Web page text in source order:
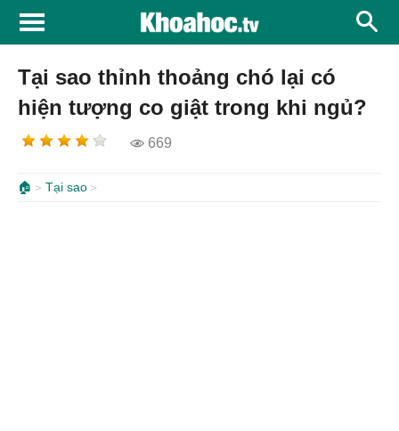
Tại sao thỉnh thoảng chó lại có
hiện tượng co giật trong khi ngủ?
669
🏠 Tại sao